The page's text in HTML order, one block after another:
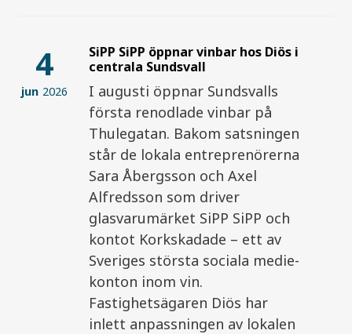
4
jun 2026
SiPP SiPP öppnar vinbar hos Diös i
centrala Sundsvall
I augusti öppnar Sundsvalls
första renodlade vinbar på
Thulegatan. Bakom satsningen
står de lokala entreprenörerna
Sara Åbergsson och Axel
Alfredsson som driver
glasvarumärket SiPP SiPP och
kontot Korkskadade – ett av
Sveriges största sociala medie-
konton inom vin.
Fastighetsägaren Diös har
inlett anpassningen av lokalen